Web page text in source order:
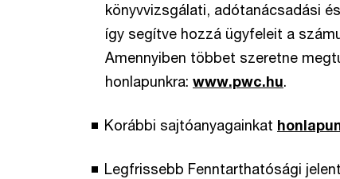
könyvvizsgálati, adótanácsadási
így segítve hozzá ügyfeleit a
Amennyiben többet szeretne
honlapunkra: www.pwc.hu.
Korábbi sajtóanyagainkat
Legfrissebb Fenntarthatósági